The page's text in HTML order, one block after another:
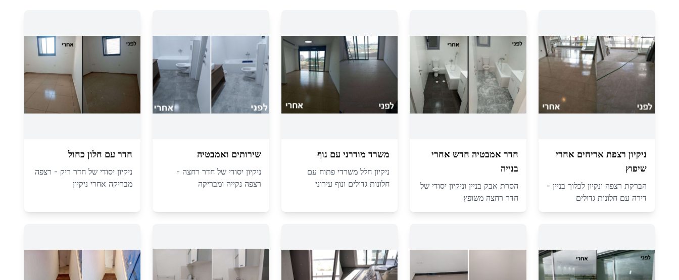
ניקיון רצפת אריחים אחרי
שיפוץ
הברקת רצפה ונקיון לכלוך בניין -
דירה עם חלונות גדולים
חדר אמבטיה חדש אחרי
בנייה
הסרת אבק בניין וניקיון יסודי של
חדר רחצה משופץ
משרד מודרני עם נוף
ניקיון חלל משרדי פתוח עם
חלונות גדולים ונוף עירוני
שירותים ואמבטיה
ניקיון יסודי של חדר רחצה -
רצפה נקייה ומבריקה
חדר עם חלון כחול
ניקיון יסודי של חדר ריק - רצפה
מבריקה אחרי ניקיון